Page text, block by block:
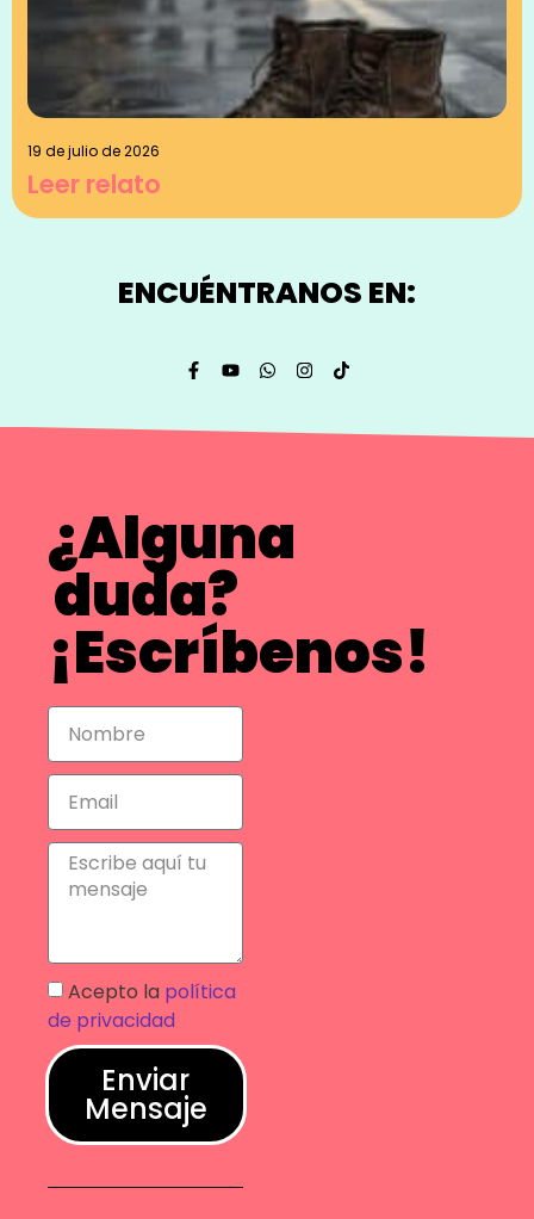
19 de julio de 2026
Leer relato
ENCUÉNTRANOS EN:
¿Alguna
duda?
¡Escríbenos!
Acepto la política
de privacidad
Enviar
Mensaje